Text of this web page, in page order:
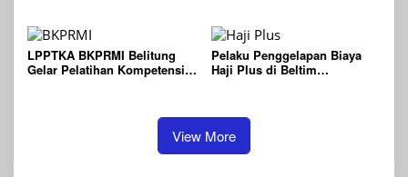
Kebaikan
LPPTKA BKPRMI Belitung
Gelar Pelatihan Kompetensi
Pelaku Penggelapan Biaya
Haji Plus di Beltim
View More